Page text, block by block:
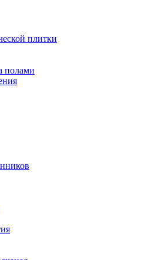
плитки
полами